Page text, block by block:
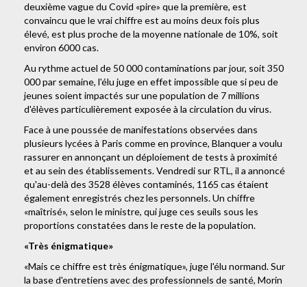
deuxième vague du Covid «pire» que la première, est
convaincu que le vrai chiffre est au moins deux fois plus
élevé, est plus proche de la moyenne nationale de 10%, soit
environ 6000 cas.
Au rythme actuel de 50 000 contaminations par jour, soit 350
000 par semaine, l'élu juge en effet impossible que si peu de
jeunes soient impactés sur une population de 7 millions
d'élèves particulièrement exposée à la circulation du virus.
Face à une poussée de manifestations observées dans
plusieurs lycées à Paris comme en province, Blanquer a voulu
rassurer en annonçant un déploiement de tests à proximité
et au sein des établissements. Vendredi sur RTL, il a annoncé
qu'au-delà des 3528 élèves contaminés, 1165 cas étaient
également enregistrés chez les personnels. Un chiffre
«maîtrisé», selon le ministre, qui juge ces seuils sous les
proportions constatées dans le reste de la population.
«Très énigmatique»
«Mais ce chiffre est très énigmatique», juge l'élu normand. Sur
la base d'entretiens avec des professionnels de santé, Morin